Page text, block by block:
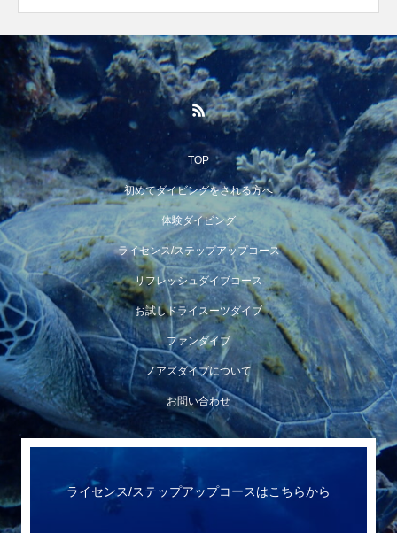
TOP
初めてダイビングをされる方へ
体験ダイビング
ライセンス/ステップアップコース
リフレッシュダイブコース
お試しドライスーツダイブ
ファンダイブ
ノアズダイブについて
お問い合わせ
ライセンス/ステップアップコースはこちらから